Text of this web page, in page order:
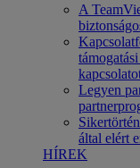
A
Legyen
által elért
HÍREK